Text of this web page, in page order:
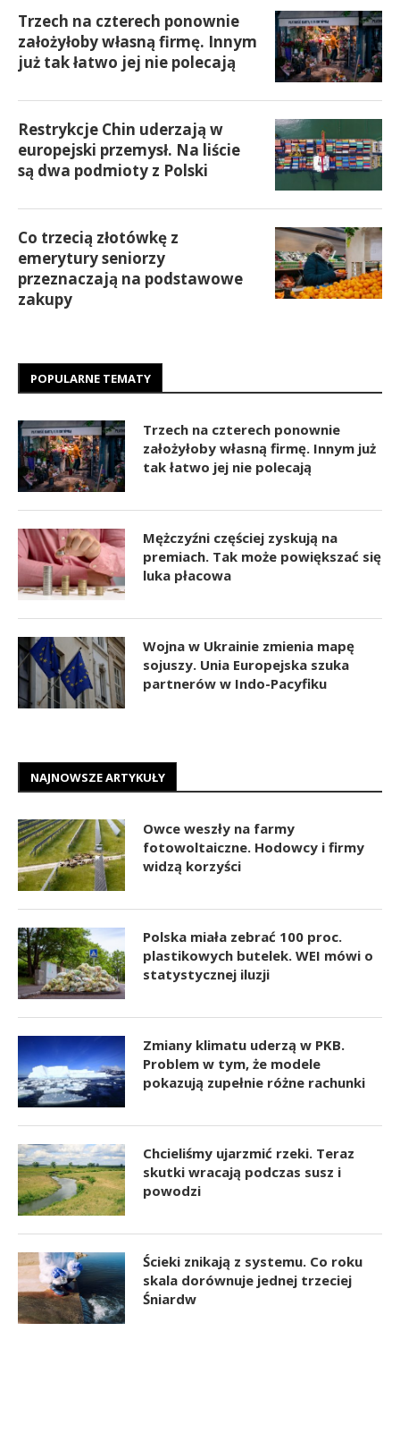
Trzech na czterech ponownie
założyłoby własną firmę. Innym
już tak łatwo jej nie polecają
Restrykcje Chin uderzają w
europejski przemysł. Na liście
są dwa podmioty z Polski
Co trzecią złotówkę z
emerytury seniorzy
przeznaczają na podstawowe
zakupy
POPULARNE TEMATY
Trzech na czterech ponownie
założyłoby własną firmę. Innym już
tak łatwo jej nie polecają
Mężczyźni częściej zyskują na
premiach. Tak może powiększać się
luka płacowa
Wojna w Ukrainie zmienia mapę
sojuszy. Unia Europejska szuka
partnerów w Indo-Pacyfiku
NAJNOWSZE ARTYKUŁY
Owce weszły na farmy
fotowoltaiczne. Hodowcy i firmy
widzą korzyści
Polska miała zebrać 100 proc.
plastikowych butelek. WEI mówi o
statystycznej iluzji
Zmiany klimatu uderzą w PKB.
Problem w tym, że modele
pokazują zupełnie różne rachunki
Chcieliśmy ujarzmić rzeki. Teraz
skutki wracają podczas susz i
powodzi
Ścieki znikają z systemu. Co roku
skala dorównuje jednej trzeciej
Śniardw